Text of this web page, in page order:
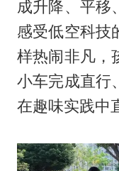
成升降、平移
感受低空科技
样热闹非凡，
小车完成直行
在趣味实践中